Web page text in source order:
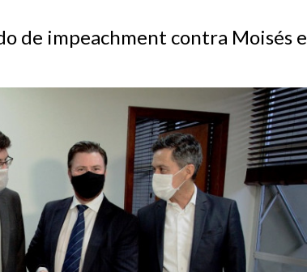
de impeachment contra Moisés e